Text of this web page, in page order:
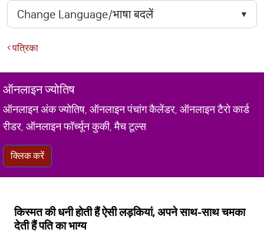
पत्रिका
ऑनलाइन ज्योतिष
ऑनलाइन अंक ज्योतिष, ऑनलाइन पंचांग कैलेंडर, ऑनलाइन टैरो कार्ड
रीडर, ऑनलाइन फॉर्च्यून कुकी, मैच टूल्स
क्लिक करें
किस्मत की धनी होती हैं ऐसी लड़कियां, अपने साथ-साथ चमका
देती हैं पति का भाग्य